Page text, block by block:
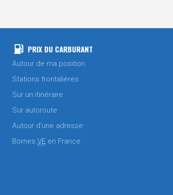
PRIX DU CARBURANT
Autour de ma position
Stations frontalières
Sur un itinéraire
Sur autoroute
Autour d'une adresse
Bornes VE en France